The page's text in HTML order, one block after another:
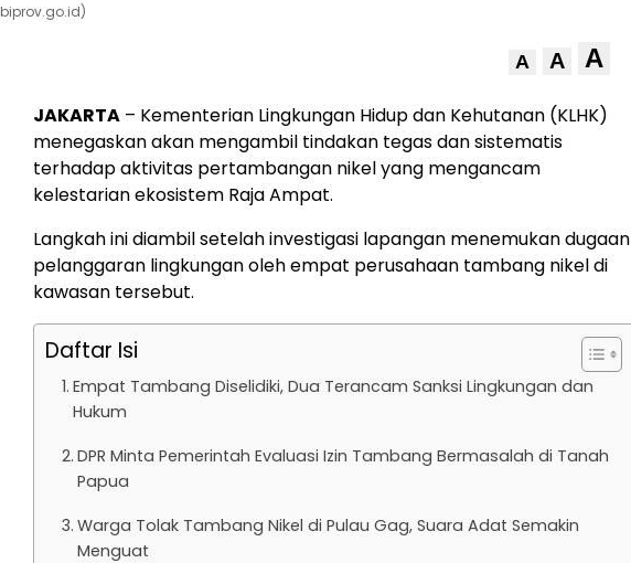
A A A
JAKARTA – Kementerian Lingkungan Hidup dan Kehutanan (KLHK)
menegaskan akan mengambil tindakan tegas dan sistematis
terhadap aktivitas pertambangan nikel yang mengancam
kelestarian ekosistem Raja Ampat.
Langkah ini diambil setelah investigasi lapangan menemukan dugaan
pelanggaran lingkungan oleh empat perusahaan tambang nikel di
kawasan tersebut.
Daftar Isi
Empat Tambang Diselidiki, Dua Terancam Sanksi Lingkungan dan
Hukum
DPR Minta Pemerintah Evaluasi Izin Tambang Bermasalah di Tanah
Papua
Warga Tolak Tambang Nikel di Pulau Gag, Suara Adat Semakin
Menguat